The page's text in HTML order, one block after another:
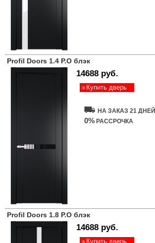
Profil Doors 1.4 P.O блэк
14688 руб.
Купить дверь
НА ЗАКАЗ 21 ДНЕЙ
0% РАССРОЧКА
Profil Doors 1.8 P.O блэк
14688 руб.
Купить дверь